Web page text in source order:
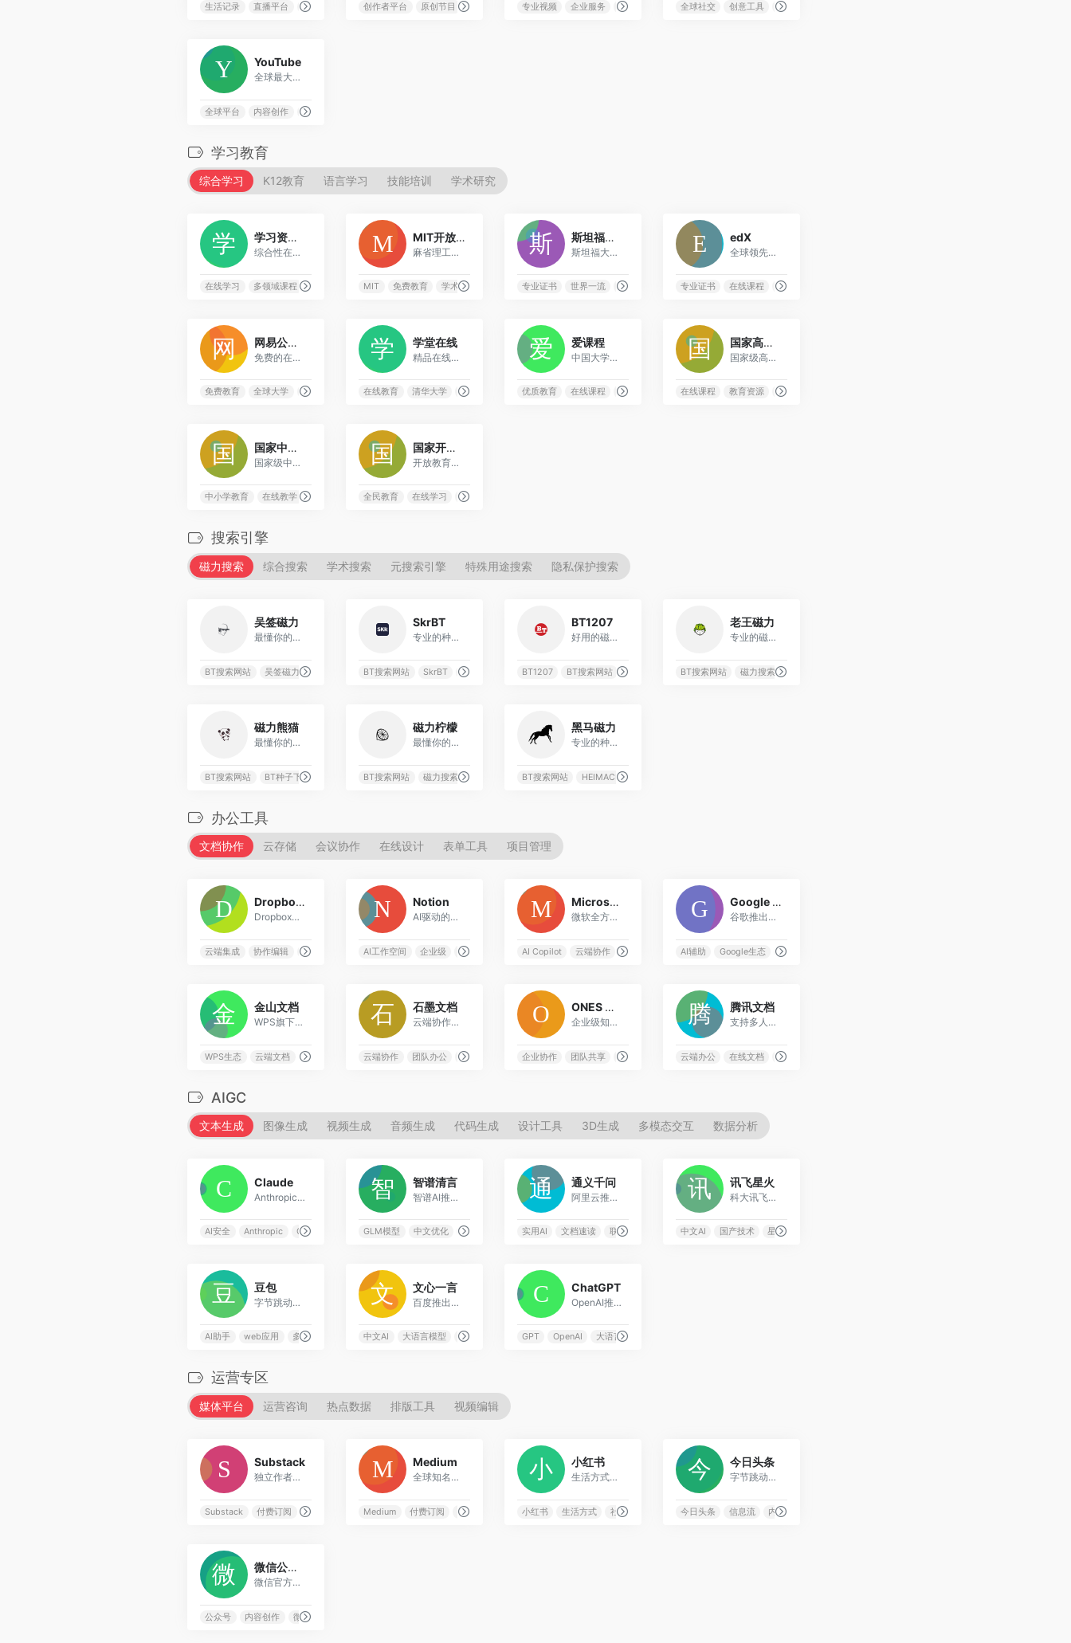
生活记录 直播平台 真实内容 短视频
创作者平台 原创节目 直播 社交互动专业视频 企业服务 创作工具 视频托管
全球社交 创意工具 短视频
YouTube
全球最大的视频分享和流媒体平台，支持视频上传、观看和互动
全球平台 内容创作 创作者生态
学习教育
综合学习 K12教育 语言学习 技能培训 学术研究
学习资源网
综合性在线学习资源平台，提供多领域的教育课程和学习材料
在线学习 多领域课程 学习资源 教育平台
MIT开放课件
麻省理工学院免费开放的课程资源平台，解锁知识，赋能心智
MIT 免费教育 学术资源 开放课件
斯坦福在线
斯坦福大学官方在线学习平台，提供世界一流的在线教育
专业证书 世界一流 在线学位 斯坦福大学
edX
全球领先的在线学习平台，提供世界顶尖大学的课程和学位
专业证书 在线课程 学位课程
网易公开课
免费的在线教育平台，提供全球顶尖大学的公开课程
免费教育 全球大学 公开课 在线学习
学堂在线
精品在线课程学习平台，提供优质的网络教育服务
在线教育 清华大学 精品课程 网络学习
爱课程
中国大学MOOC平台，提供国内顶尖大学的优质在线课程
优质教育 在线课程 大学MOOC 资源共享
国家高等教育智慧教育平台
国家级高等教育智慧教育服务平台，推进高等教育数字化转型
在线课程 教育资源 数字化转型
国家中小学智慧教育平台
国家级中小学智慧教育服务平台，提供优质教育资源和教学支持
中小学教育 在线教学 教育信息化 数字资源
国家开放大学终身教育平台
开放教育学习平台，提供终身教育和继续教育服务
全民教育 在线学习 开放教育
搜索引擎
磁力搜索 综合搜索 学术搜索 元搜索引擎 特殊用途搜索 隐私保护搜索
吴签磁力
最懂你的磁力链接搜索引擎
BT搜索网站 吴签磁力 磁力搜索网站 磁力链接搜索
SkrBT
专业的种子搜索、磁力链接搜索引擎
BT搜索网站 SkrBT 磁力搜索网站 磁力链接搜索
BT1207
好用的磁力链接搜索引擎
BT1207 BT搜索网站 磁力搜索网站 磁力链接搜索
老王磁力
专业的磁力,磁力链接搜索引擎
BT搜索网站 磁力搜索网站
磁力熊猫
最懂你的磁力链接搜索引擎
BT搜索网站 BT种子下载 p2p种子搜索器 磁力搜索网站
磁力柠檬
最懂你的磁力链接搜索引擎
BT搜索网站 磁力搜索网站 磁力柠檬 磁力链接搜索
黑马磁力
专业的种子搜索、磁力链接搜索引擎
BT搜索网站 HEIMACILI
办公工具
文档协作 云存储 会议协作 在线设计 表单工具 项目管理
Dropbox Paper
Dropbox推出的协作文档编辑平台，专注团队创作和协作
云端集成 协作编辑 团队创作 富媒体
Notion
AI驱动的全能工作空间，集文档、数据库、项目管理于一体
AI工作空间 企业级 全能平台 知识管理
Microsoft 365
微软全方位生产力平台，集成AI Copilot的办公协作套件
AI Copilot 云端协作 企业级 办公套件
Google Docs
谷歌推出的在线文档编辑器，支持AI辅助和实时协作功能
AI辅助 Google生态 企业级
金山文档
WPS旗下的免费在线办公文档平台，支持多人实时协作编辑
WPS生态 云端文档 在线办公 多人协作
石墨文档
云端协作办公系统，支持多人协作的文档、表格和幻灯片
云端协作 团队办公 多人协作 实时编辑
ONES Wiki
企业级知识管理和文档协作平台，助力团队知识沉淀与共享
企业协作 团队共享 文档平台 知识管理
腾讯文档
支持多人在线编辑Word、Excel和PPT的云端协作办公平台
云端办公 在线文档 多人协作
AIGC
文本生成 图像生成 视频生成 音频生成 代码生成 设计工具 3D生成 多模态交互 数据分析
Claude
Anthropic推出的AI助手，注重安全性和有用性的对话AI
AI安全 Anthropic Constitutional AI 可靠输出
智谱清言
智谱AI推出的对话AI助手，基于GLM大模型技术
GLM模型 中文优化 多轮交互 对话AI
通义千问
阿里云推出的通情达义AI助手，支持千万字文档速读
实用AI 文档速读 联网搜索 通义大模型
讯飞星火
科大讯飞推出的认知智能大模型，星火认知大模型AI助手
中文AI 国产技术 星火大模型
豆包
字节跳动推出的AI智能助手，支持多场景对话交互
AI助手 web应用 多语言支持 字节跳动
文心一言
百度推出的知识增强大语言模型，中文AI对话助手
中文AI 大语言模型 本土化 百度文心
ChatGPT
OpenAI推出的革命性AI对话助手，全球领先的大语言模型
GPT OpenAI 大语言模型
运营专区
媒体平台 运营咨询 热点数据 排版工具 视频编辑
Substack
独立作者的邮件通讯和付费订阅平台，支持内容变现
Substack 付费订阅 内容变现 独立媒体
Medium
全球知名的在线写作和阅读平台，专注高质量内容发布
Medium 付费订阅 在线写作 知识分享
小红书
生活方式分享社区，以美妆、时尚、生活为主的种草平台
小红书 生活方式 社区分享
今日头条
字节跳动旗下智能信息推荐平台，基于算法的个性化内容分发
今日头条 信息流 内容分发
微信公众平台
微信官方内容创作和运营平台，支持图文、视频等多媒体内容发布
公众号 内容创作 微信